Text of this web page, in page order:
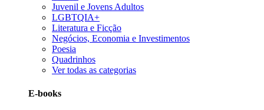
Juvenil e Jovens Adultos
LGBTQIA+
Literatura e Ficção
Negócios, Economia e Investimentos
Poesia
Quadrinhos
Ver todas as categorias
E-books